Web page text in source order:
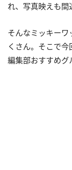
れ、写真映えも間
そんなミッキー
くさん。そこで
編集部おすすめグ